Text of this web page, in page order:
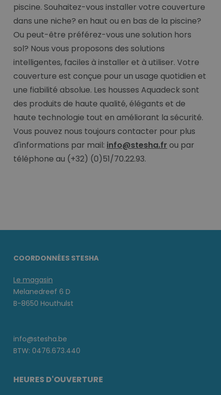
piscine. Souhaitez-vous installer votre couverture
dans une niche? en haut ou en bas de la piscine?
Ou peut-être préférez-vous une solution hors
sol? Nous vous proposons des solutions
intelligentes, faciles à installer et à utiliser. Votre
couverture est conçue pour un usage quotidien et
une fiabilité absolue. Les housses Aquadeck sont
des produits de haute qualité, élégants et de
haute technologie tout en améliorant la sécurité.
Vous pouvez nous toujours contacter pour plus
d'informations par mail: info@stesha.fr ou par
téléphone au (+32) (0)51/70.22.93.
COORDONNÉES STESHA
Le magasin
Melanedreef 6 D
B-8650 Houthulst
info@stesha.be
BTW: 0476.673.440
HEURES D'OUVERTURE